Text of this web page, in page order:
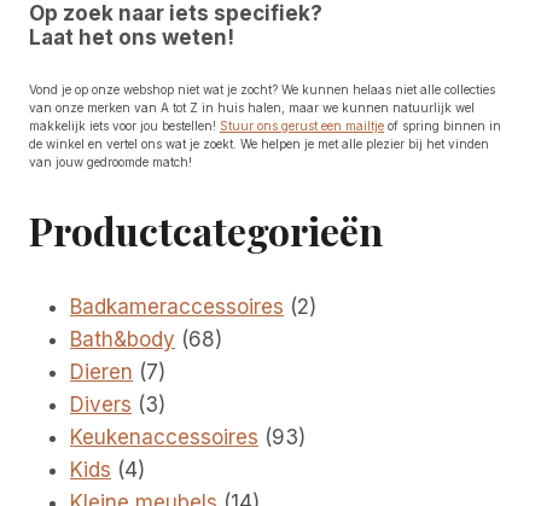
Op zoek naar iets specifiek?
Laat het ons weten!
Vond je op onze webshop niet wat je zocht? We kunnen helaas niet alle collecties
van onze merken van A tot Z in huis halen, maar we kunnen natuurlijk wel
makkelijk iets voor jou bestellen! Stuur ons gerust een mailtje of spring binnen in
de winkel en vertel ons wat je zoekt. We helpen je met alle plezier bij het vinden
van jouw gedroomde match!
Productcategorieën
Badkameraccessoires 22
Bath&body 6868
Dieren 77
producten
Divers 33
producten
Keukenaccessoires 9393
Kids 44
producten
14